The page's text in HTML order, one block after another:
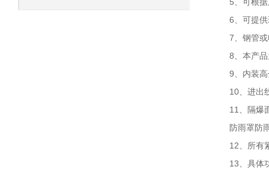
6、可提
7、钢管
8、本产
9、内装
10、进出
11、隔爆
防雨罩防
12、所有
13、具体